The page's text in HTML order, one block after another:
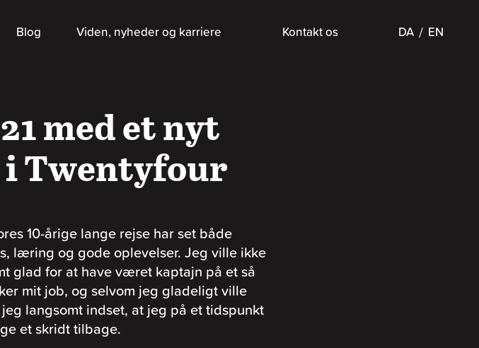
Blog Viden, nyheder og karriere Kontakt os DA EN
med et nyt
i Twentyfour
10-årige lange rejse har set både
læring og gode oplevelser. Jeg ville ikke
glad for at have været kaptajn på et så
mit job, og selvom jeg gladeligt ville
langsomt indset, at jeg på et tidspunkt
et skridt tilbage.